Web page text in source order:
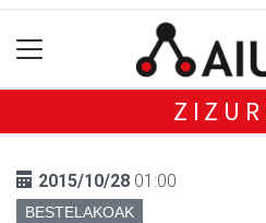
2015/10/28 01:00
BESTELAKOAK